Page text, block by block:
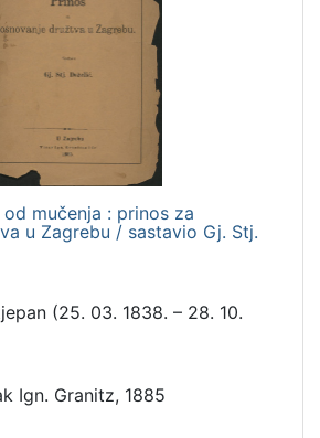
mučenja : prinos za
u Zagrebu / sastavio Gj. Stj.
(25. 03. 1838. – 28. 10.
Ign. Granitz, 1885